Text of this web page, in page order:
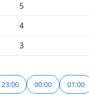
5
4
3
23:00 00:00 01:00